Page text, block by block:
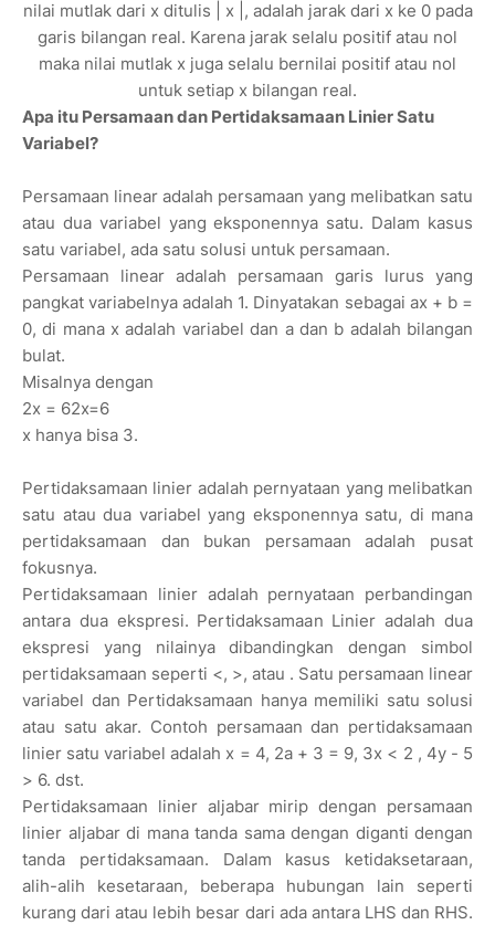
nilai mutlak dari x ditulis | x |, adalah jarak dari x ke 0 pada
garis bilangan real. Karena jarak selalu positif atau nol
maka nilai mutlak x juga selalu bernilai positif atau nol
untuk setiap x bilangan real.
Apa itu Persamaan dan Pertidaksamaan Linier Satu
Variabel?
Persamaan linear adalah persamaan yang melibatkan satu
atau dua variabel yang eksponennya satu. Dalam kasus
satu variabel, ada satu solusi untuk persamaan.
Persamaan linear adalah persamaan garis lurus yang
pangkat variabelnya adalah 1. Dinyatakan sebagai ax + b =
0, di mana x adalah variabel dan a dan b adalah bilangan
bulat.
Misalnya dengan
2x = 62x=6
x hanya bisa 3.
Pertidaksamaan linier adalah pernyataan yang melibatkan
satu atau dua variabel yang eksponennya satu, di mana
pertidaksamaan dan bukan persamaan adalah pusat
fokusnya.
Pertidaksamaan linier adalah pernyataan perbandingan
antara dua ekspresi. Pertidaksamaan Linier adalah dua
ekspresi yang nilainya dibandingkan dengan simbol
pertidaksamaan seperti <, >, atau . Satu persamaan linear
variabel dan Pertidaksamaan hanya memiliki satu solusi
atau satu akar. Contoh persamaan dan pertidaksamaan
linier satu variabel adalah x = 4, 2a + 3 = 9, 3x < 2 , 4y - 5
> 6. dst.
Pertidaksamaan linier aljabar mirip dengan persamaan
linier aljabar di mana tanda sama dengan diganti dengan
tanda pertidaksamaan. Dalam kasus ketidaksetaraan,
alih-alih kesetaraan, beberapa hubungan lain seperti
kurang dari atau lebih besar dari ada antara LHS dan RHS.